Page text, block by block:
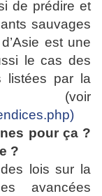
de prédire et
sauvages
est une
le cas des
listées par la
pour ça ?
?
lois sur la
avancées